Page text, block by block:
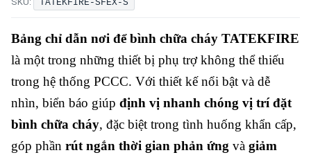
TATEKFIRE-SFEX-S
Bảng chỉ dẫn nơi để bình chữa cháy TATEKFIRE
là một trong những thiết bị phụ trợ không thể thiếu
trong hệ thống PCCC. Với thiết kế nổi bật và dễ
nhìn, biển báo giúp định vị nhanh chóng vị trí đặt
bình chữa cháy, đặc biệt trong tình huống khẩn cấp,
góp phần rút ngắn thời gian phản ứng và giảm